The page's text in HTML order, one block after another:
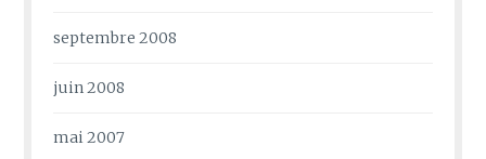
septembre 2008
juin 2008
mai 2007